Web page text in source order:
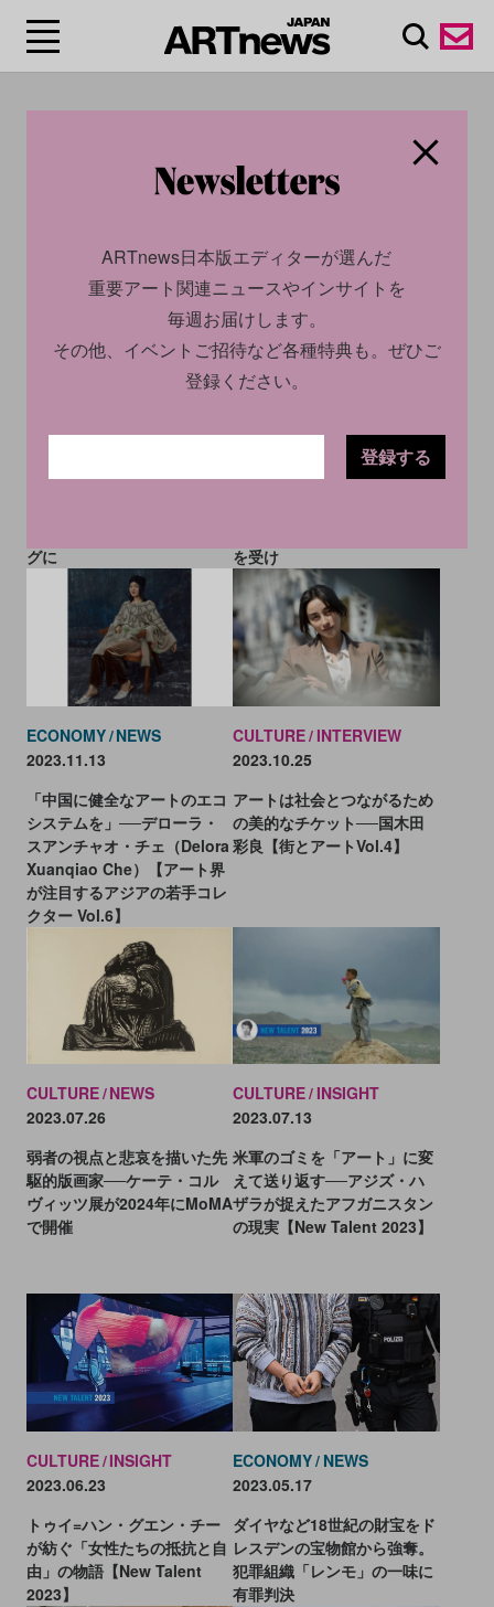
ありふれた物や素材で錯乱し
グに
アイ・ウェイウェイの個展が
を受け
ECONOMY NEWS
2023.11.13
「中国に健全なアートのエコ
システムを」──デローラ・
スアンチャオ・チェ（Delora
Xuanqiao Che）【アート界
が注目するアジアの若手コレ
クター Vol.6】
CULTURE INTERVIEW
2023.10.25
アートは社会とつながるため
の美的なチケット──国木田
彩良【街とアートVol.4】
CULTURE NEWS
2023.07.26
弱者の視点と悲哀を描いた先
駆的版画家──ケーテ・コル
ヴィッツ展が2024年にMoMA
で開催
CULTURE INSIGHT
2023.07.13
米軍のゴミを「アート」に変
えて送り返す──アジズ・ハ
ザラが捉えたアフガニスタン
の現実【New Talent 2023】
CULTURE INSIGHT
2023.06.23
トゥイ=ハン・グエン・チー
が紡ぐ「女性たちの抵抗と自
由」の物語【New Talent
2023】
ECONOMY NEWS
2023.05.17
ダイヤなど18世紀の財宝をド
レスデンの宝物館から強奪。
犯罪組織「レンモ」の一味に
有罪判決
ARTnews日本版エディターが選んだ
重要アート関連ニュースやインサイトを
毎週お届けします。
その他、イベントご招待など各種特典も。ぜひご
登録ください。
登録する